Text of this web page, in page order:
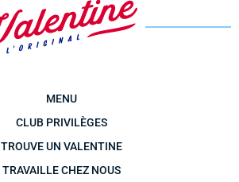
MENU
CLUB PRIVILÈGES
TROUVE UN VALENTINE
TRAVAILLE CHEZ NOUS